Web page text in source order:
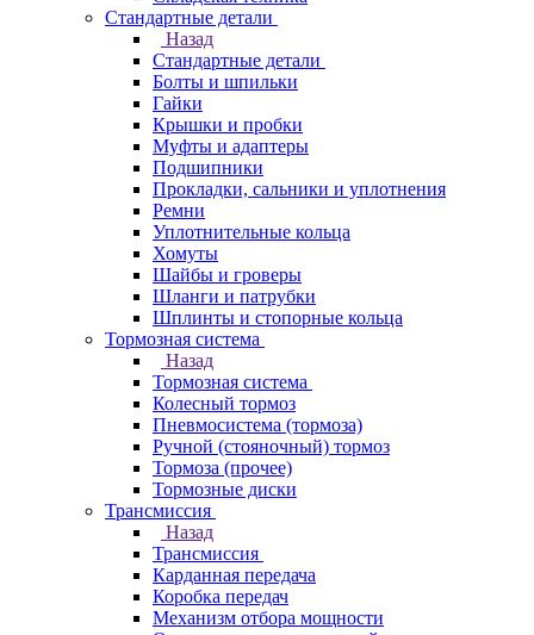
Стандартные детали
Назад
Стандартные детали
Болты и шпильки
Гайки
Крышки и пробки
Муфты и адаптеры
Подшипники
Прокладки, сальники и уплотнения
Ремни
Уплотнительные кольца
Хомуты
Шайбы и гроверы
Шланги и патрубки
Шплинты и стопорные кольца
Тормозная система
Назад
Тормозная система
Колесный тормоз
Пневмосиcтема (тормоза)
Ручной (стояночный) тормоз
Тормоза (прочее)
Тормозные диски
Трансмиссия
Назад
Трансмиссия
Карданная передача
Коробка передач
Механизм отбора мощности